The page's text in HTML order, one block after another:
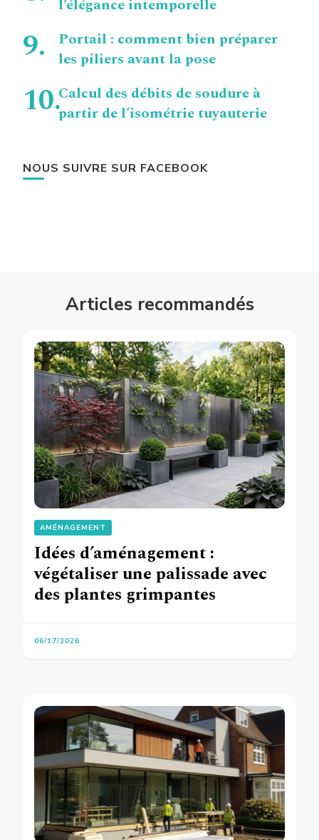
l’élégance intemporelle
Portail : comment bien préparer
les piliers avant la pose
Calcul des débits de soudure à
partir de l’isométrie tuyauterie
NOUS SUIVRE SUR FACEBOOK
Articles recommandés
AMÉNAGEMENT
Idées d’aménagement :
végétaliser une palissade avec
des plantes grimpantes
06/17/2026